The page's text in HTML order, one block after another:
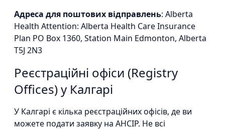
Адреса для поштових відправлень: Alberta
Health Attention: Alberta Health Care Insurance
Plan PO Box 1360, Station Main Edmonton, Alberta
T5J 2N3
Реєстраційні офіси (Registry
Offices) у Калгарі
У Калгарі є кілька реєстраційних офісів, де ви
можете подати заявку на AHCIP. Не всі